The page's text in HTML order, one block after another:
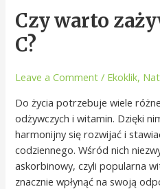
Czy warto
C?
Leave a Comment / Ekoklik,
Do życia potrzebuje wiele
odżywczych i witamin. Dzięki
harmonijny się rozwijać i
codziennego. Wśród nich
askorbinowy, czyli popularna
znacznie wpłynąć na swoją